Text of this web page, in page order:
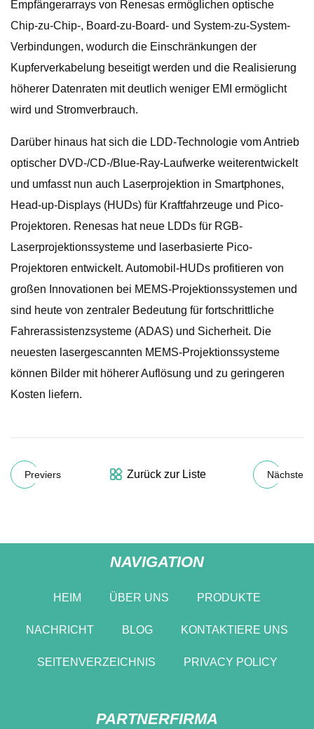
Empfängerarrays von Renesas ermöglichen optische
Chip-zu-Chip-, Board-zu-Board- und System-zu-System-
Verbindungen, wodurch die Einschränkungen der
Kupferverkabelung beseitigt werden und die Realisierung
höherer Datenraten mit deutlich weniger EMI ermöglicht
wird und Stromverbrauch.
Darüber hinaus hat sich die LDD-Technologie vom Antrieb
optischer DVD-/CD-/Blue-Ray-Laufwerke weiterentwickelt
und umfasst nun auch Laserprojektion in Smartphones,
Head-up-Displays (HUDs) für Kraftfahrzeuge und Pico-
Projektoren. Renesas hat neue LDDs für RGB-
Laserprojektionssysteme und laserbasierte Pico-
Projektoren entwickelt. Automobil-HUDs profitieren von
großen Innovationen bei MEMS-Projektionssystemen und
sind heute von zentraler Bedeutung für fortschrittliche
Fahrerassistenzsysteme (ADAS) und Sicherheit. Die
neuesten lasergescannten MEMS-Projektionssysteme
können Bilder mit höherer Auflösung und zu geringeren
Kosten liefern.
Previers Zurück zur Liste Nächste
NAVIGATION
HEIM ÜBER UNS PRODUKTE
NACHRICHT BLOG KONTAKTIERE UNS
SEITENVERZEICHNIS PRIVACY POLICY
PARTNERFIRMA